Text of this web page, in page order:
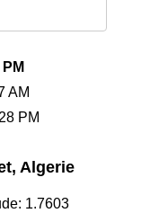
AM
PM
Algerie
1.7603